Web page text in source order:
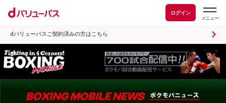
ログイン
dバリューパスご契約済みの方はこちら